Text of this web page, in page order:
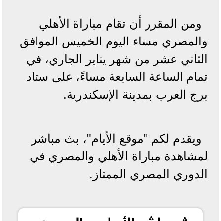
ومن المقرر أن تقام مباراة الأهلي
والمصري مساء اليوم الخميس الموافق
الثاني عشر من شهر يناير الجاري، في
تمام الساعة السابعة مساءً، على ستاد
برج العرب بمدينة الإسكندرية.
ويقدم لكم "موقع الأيام"، بث مباشر
لمشاهدة مباراة الأهلي والمصري في
الدوري المصري الممتاز.